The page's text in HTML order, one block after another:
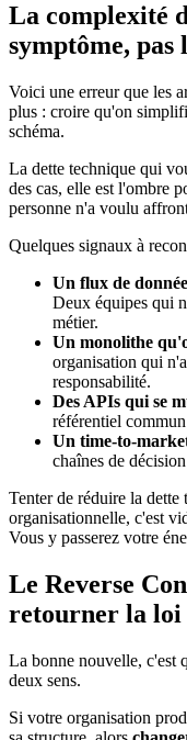
La complexité
symptôme, pas
Voici une erreur que les
plus : croire qu'on
schéma.
La dette technique qui
des cas, elle est l'ombre
personne n'a voulu
Quelques signaux à
Un flux de
Deux équipes qui
métier.
Un monolithe
organisation qui
responsabilité.
Des APIs qui se
référentiel
Un time-to-
chaînes de
Tenter de réduire la dette
organisationnelle, c'est
Vous y passerez votre
Le Reverse
retourner la loi
La bonne nouvelle, c'est
deux sens.
Si votre organisation